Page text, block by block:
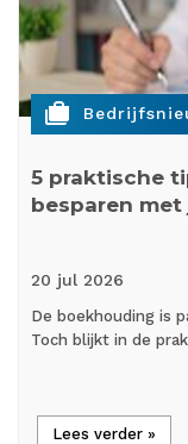
cases
5 praktische
besparen
20 jul 2026
De boekhouding is
Toch blijkt in de
Lees verder »